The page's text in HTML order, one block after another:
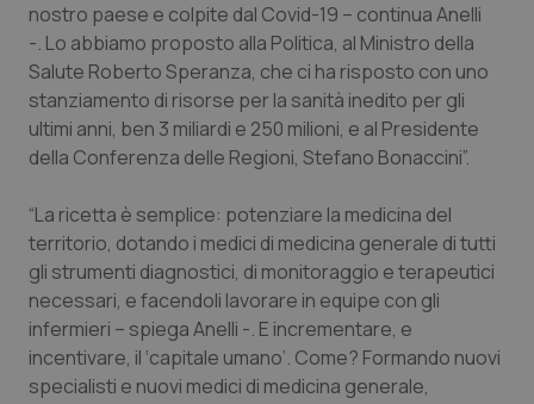
Piemonte
Provincia Autonoma di Bolzano
Provincia Autonoma di Trento
Puglia
Sardegna
Sicilia
HIV
Infezioni & Febbre
Ipertensione & Scompenso
Malattie rare
Malattia di Crohn & Rettocolite Ulcerosa
Neuroscienze & patologie neurodegenerative
nostro paese e colpite dal Covid-19 – continua Anelli
-. Lo abbiamo proposto alla Politica, al Ministro della
Salute Roberto Speranza, che ci ha risposto con uno
stanziamento di risorse per la sanità inedito per gli
ultimi anni, ben 3 miliardi e 250 milioni, e al Presidente
della Conferenza delle Regioni, Stefano Bonaccini”.
“La ricetta è semplice: potenziare la medicina del
territorio, dotando i medici di medicina generale di tutti
gli strumenti diagnostici, di monitoraggio e terapeutici
necessari, e facendoli lavorare in equipe con gli
infermieri – spiega Anelli -. E incrementare, e
incentivare, il ‘capitale umano’. Come? Formando nuovi
specialisti e nuovi medici di medicina generale,